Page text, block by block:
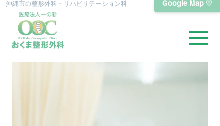
沖縄市の整形外科・リハビリテーション科 Google Map